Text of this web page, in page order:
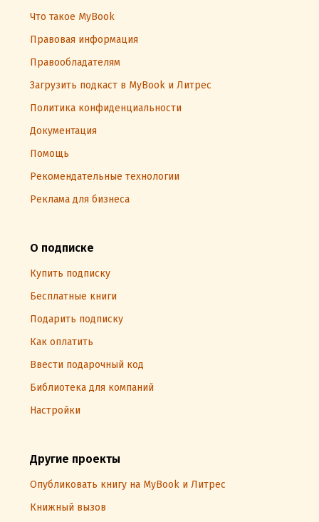
Что такое MyBook
Правовая информация
Правообладателям
Загрузить подкаст в MyBook и Литрес
Политика конфиденциальности
Документация
Помощь
Рекомендательные технологии
Реклама для бизнеса
О подписке
Купить подписку
Бесплатные книги
Подарить подписку
Как оплатить
Ввести подарочный код
Библиотека для компаний
Настройки
Другие проекты
Опубликовать книгу на MyBook и Литрес
Книжный вызов